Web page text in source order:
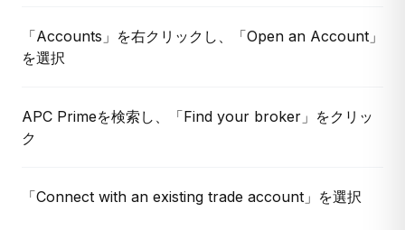
「Accounts」を右クリックし、「Open an Account」
を選択
APC Primeを検索し、「Find your broker」をクリッ
ク
「Connect with an existing trade account」を選択